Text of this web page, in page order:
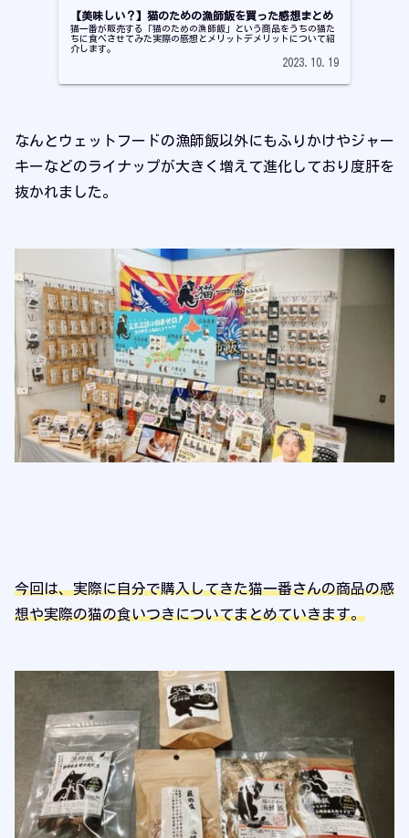
【美味しい？】猫のための漁師飯を買った感想まとめ
猫一番が販売する「猫のための漁師飯」という商品をうちの猫た
ちに食べさせてみた実際の感想とメリットデメリットについて紹
介します。
2023.10.19
なんとウェットフードの漁師飯以外にもふりかけやジャー
キーなどのライナップが大きく増えて進化しており度肝を
抜かれました。
今回は、実際に自分で購入してきた猫一番さんの商品の感
想や実際の猫の食いつきについてまとめていきます。